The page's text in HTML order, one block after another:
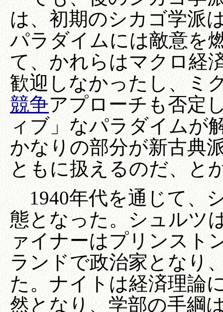
は、初期のシカゴ学派
パラダイムには敵意を
て、かれらはマクロ経
歓迎しなかったし、ミ
競争アプローチも否定
ィブ」なパラダイムが
かなりの部分が新古典
ともに扱えるのだ、と
1940年代を通じて、
態となった。シュルツ
ァイナーはプリンスト
ランドで政治家となり
た。ナイトは経済理論
然となり、学部の手綱